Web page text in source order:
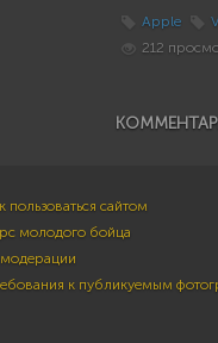
Apple
212
пользоваться сайтом
молодого бойца
к публикуемым